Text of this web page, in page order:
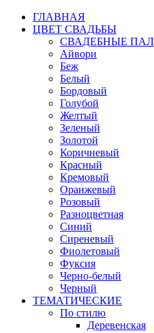
ГЛАВНАЯ
ЦВЕТ СВАДЬБЫ
СВАДЕБНЫЕ
Айвори
Беж
Белый
Бордовый
Голубой
Желтый
Зеленый
Золотой
Коричневый
Красный
Кремовый
Оранжевый
Розовый
Разноцветная
Синий
Сиреневый
Фиолетовый
Фуксия
Черно-белый
Черный
ТЕМАТИЧЕСКИЕ
По стилю
Деревенская